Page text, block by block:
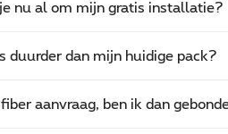
nu al om mijn gratis installatie?
duurder dan mijn huidige pack?
aanvraag, ben ik dan